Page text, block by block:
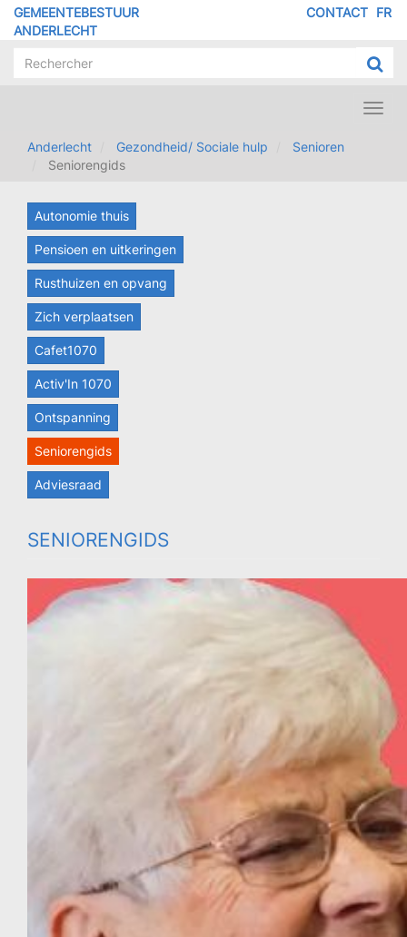
Overslaan
GEMEENTEBESTUUR
ANDERLECHT
FR
CONTACT
Anderlecht
Gezondheid/ Sociale hulp
Senioren
Seniorengids
Autonomie thuis
Pensioen en uitkeringen
Rusthuizen en opvang
Zich verplaatsen
Cafet1070
Activ'In 1070
Ontspanning
Seniorengids
Adviesraad
SENIORENGIDS